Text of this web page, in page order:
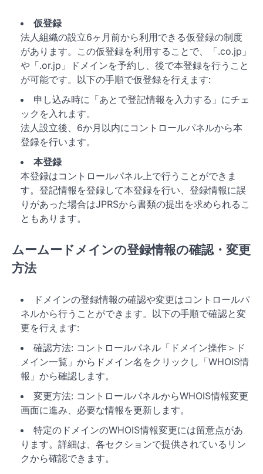
仮登録
法人組織の設立6ヶ月前から利用できる仮登録の制度
があります。この仮登録を利用することで、「.co.jp」
や「.or.jp」ドメインを予約し、後で本登録を行うこと
が可能です。以下の手順で仮登録を行えます:
申し込み時に「あとで登記情報を入力する」にチェ
ックを入れます。
法人設立後、6か月以内にコントロールパネルから本
登録を行います。
本登録
本登録はコントロールパネル上で行うことができま
す。登記情報を登録して本登録を行い、登録情報に誤
りがあった場合はJPRSから書類の提出を求められるこ
ともあります。
ムームードメインの登録情報の確認・変更
方法
ドメインの登録情報の確認や変更はコントロールパ
ネルから行うことができます。以下の手順で確認と変
更を行えます:
確認方法: コントロールパネル「ドメイン操作＞ド
メイン一覧」からドメイン名をクリックし「WHOIS情
報」から確認します。
変更方法: コントロールパネルからWHOIS情報変更
画面に進み、必要な情報を更新します。
特定のドメインのWHOIS情報変更には留意点があ
ります。詳細は、各セクションで提供されているリン
クから確認できます。